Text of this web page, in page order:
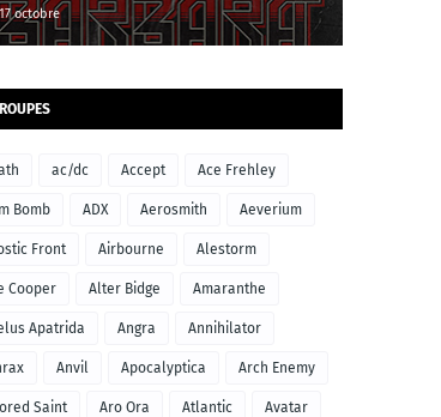
17 octobre
ac/dc Accept Ace Frehley
Bomb ADX Aerosmith Aeverium
Front Airbourne Alestorm
Cooper Alter Bidge Amaranthe
Apatrida Angra Annihilator
Anvil Apocalyptica Arch Enemy
Saint Aro Ora Atlantic Avatar